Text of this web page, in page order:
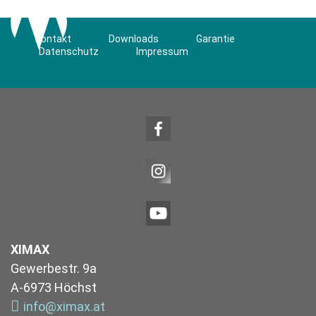
Kontakt Downloads
Garantie
Datenschutz
Impressum
XIMAX
Gewerbestr. 9a
A-6973 Höchst
info@ximax.at